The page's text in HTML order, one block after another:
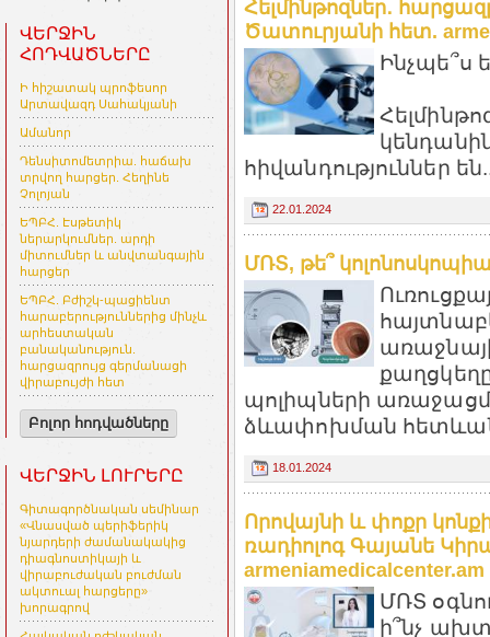
ՎԵՐՋԻՆ
ՀՈԴՎԱԾՆԵՐԸ
Ի հիշատակ պրոֆեսոր
Արտավազդ Սահակյանի
Ամանոր
Դենսիտոմետրիա. հաճախ
տրվող հարցեր. Հեղինե
Չոլոյան
ԵՊԲՀ. Էսթետիկ
ներարկումներ. արդի
միտումներ և անվտանգային
հարցեր
ԵՊԲՀ. Բժիշկ-պացիենտ
հարաբերություններից մինչև
արհեստական
բանականություն.
հարցազրույց գերմանացի
վիրաբույժի հետ
Բոլոր հոդվածները
ՎԵՐՋԻՆ ԼՈՒՐԵՐԸ
Գիտագործնական սեմինար
«Վնասված պերիֆերիկ
նյարդերի ժամանակակից
դիագնոստիկայի և
վիրաբուժական բուժման
ակտուալ հարցերը»
խորագրով
Հելմինթոզներ․
Ծատուրյանի հետ.
Ինչպե՞ս
հիվանդություններ
22.01.2024
ՄՌՏ, թե՞
պոլիպների
ձևափոխման
18.01.2024
Որովայնի և փոքր
ռադիոլոգ Գայանե
armeniamedicalcenter.am
ՄՌՏ
ի՞նչ